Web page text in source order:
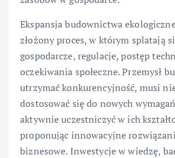
Ekspansja budownictwa
złożony proces, w którym splatają
gospodarcze, regulacje, postęp
oczekiwania społeczne. Przemysł
utrzymać konkurencyjność, musi
dostosować się do nowych
aktywnie uczestniczyć w ich
proponując innowacyjne
biznesowe. Inwestycje w wiedzę,